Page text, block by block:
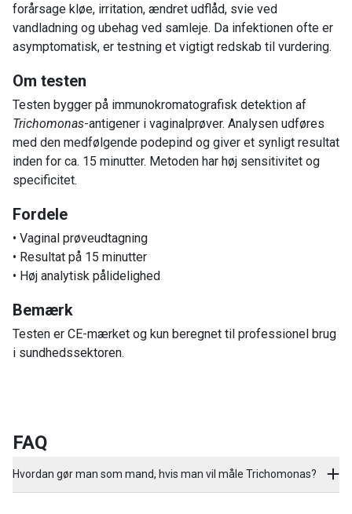
forårsage kløe, irritation, ændret udflåd, svie ved
vandladning og ubehag ved samleje. Da infektionen ofte er
asymptomatisk, er testning et vigtigt redskab til vurdering.
Om testen
Testen bygger på immunokromatografisk detektion af
Trichomonas-antigener i vaginalprøver. Analysen udføres
med den medfølgende podepind og giver et synligt resultat
inden for ca. 15 minutter. Metoden har høj sensitivitet og
specificitet.
Fordele
• Vaginal prøveudtagning
• Resultat på 15 minutter
• Høj analytisk pålidelighed
Bemærk
Testen er CE-mærket og kun beregnet til professionel brug
i sundhedssektoren.
FAQ
Hvordan gør man som mand, hvis man vil måle Trichomonas?